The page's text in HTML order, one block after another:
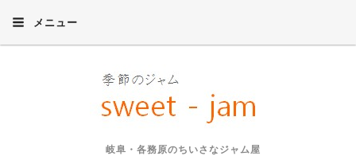
メニュー
岐阜・各務原のちいさなジャム屋